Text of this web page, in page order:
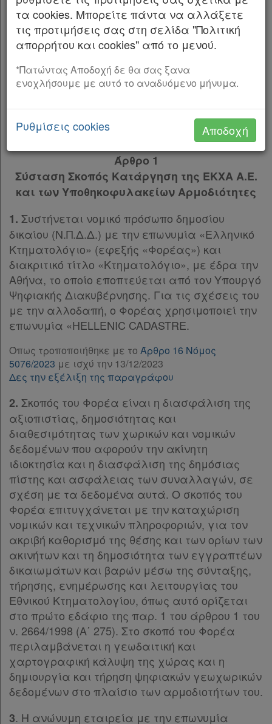
Assistant
Νομολογία
Forum
Αναζήτηση
Διακρατικές
Συμφωνίες
Ελλάδας
Πληροφορίες
Εταιρεία
Επικοινωνία
χρήσης
Πολιτική
απορρήτου
και
cookies
Απόκτηση
Συνδρομής
Ατομική
συνδρομή
Ομαδικά
πακέτα
Παρ.2
Παρ.3
Παρ.4
Παρ.5
Άρθρο 4 [-]
Παρ.1
Παρ.4
Παρ.6
Παρ.7
Παρ.8
Παρ.10
Παρ.11
Παρ.12
Παρ.13
Παρ.14
Παρ.15
Άρθρο 5 [-]
Παρ.1
Παρ.2
Παρ.3
Παρ.4
Παρ.5
Παρ.6
Παρ.7
Παρ.8
Παρ.9
Παρ.10
Παρ.11
Παρ.12
ΚΕΦΑΛΑΙΟ Β΄ [-]
Άρθρο 6 [-]
Παρ.1
Παρ.2
Παρ.3
Παρ.4
Παρ.5
Παρ.6
Άρθρο 7 [-]
Παρ.1
Παρ.1α
Παρ.2
Παρ.3
ΕΝΕΡΓΕΙΑΣ
ΜΕΡΟΣ Α΄
ΣΥΣΤΑΣΗ ΤΟΥ Ν.Π.Δ.Δ. «ΕΛΛΗΝΙΚΟ
ΚΤΗΜΑΤΟΛΟΓΙΟ»
ΚΕΦΑΛΑΙΟ Α΄
ΚΤΗΜΑΤΟΛΟΓΙΟ» ΣΚΟΠΟΣ ΟΡΓΑΝΑ
ΔΙΟΙΚΗΣΗΣ ΠΟΡΟΙ
Άρθρο 1
Σύσταση Σκοπός Κατάργηση της ΕΚΧΑ Α.Ε.
και των Υποθηκοφυλακείων Αρμοδιότητες
1. Συστήνεται νομικό πρόσωπο δημοσίου
δικαίου (Ν.Π.Δ.Δ.) με την επωνυμία «Ελληνικό
Κτηματολόγιο» (εφεξής «Φορέας») και
διακριτικό τίτλο «Κτηματολόγιο», με έδρα την
Αθήνα, το οποίο εποπτεύεται από τον Υπουργό
Ψηφιακής Διακυβέρνησης. Για τις σχέσεις του
με την αλλοδαπή, ο Φορέας χρησιμοποιεί την
επωνυμία «HELLENIC CADASTRE.
Όπως τροποποιήθηκε με το Άρθρο 16 Νόμος
5076/2023 με ισχύ την 13/12/2023
Δες την εξέλιξη της παραγράφου
2. Σκοπός του Φορέα είναι η διασφάλιση της
αξιοπιστίας, δημοσιότητας και
διαθεσιμότητας των χωρικών και νομικών
δεδομένων που αφορούν την ακίνητη
ιδιοκτησία και η διασφάλιση της δημόσιας
πίστης και ασφάλειας των συναλλαγών, σε
σχέση με τα δεδομένα αυτά. Ο σκοπός του
Φορέα επιτυγχάνεται με την καταχώριση
νομικών και τεχνικών πληροφοριών, για τον
ακριβή καθορισμό της θέσης και των ορίων των
ακινήτων και τη δημοσιότητα των εγγραπτέων
δικαιωμάτων και βαρών μέσω της σύνταξης,
τήρησης, ενημέρωσης και λειτουργίας του
Εθνικού Κτηματολογίου, όπως αυτό ορίζεται
στο πρώτο εδάφιο της παρ. 1 του άρθρου 1 του
ν. 2664/1998 (Α΄ 275). Στο σκοπό του Φορέα
περιλαμβάνεται η γεωδαιτική και
χαρτογραφική κάλυψη της χώρας και η
δημιουργία και τήρηση ψηφιακών γεωχωρικών
δεδομένων στο πλαίσιο των αρμοδιοτήτων του.
3. Η ανώνυμη εταιρεία με την επωνυμία
τα cookies. Μπορείτε πάντα να αλλάξετε
τις προτιμήσεις σας στη σελίδα "Πολιτική
απορρήτου και cookies" από το μενού.
*Πατώντας Αποδοχή δε θα σας ξανα
ενοχλήσουμε με αυτό το αναδυόμενο μήνυμα.
Ρυθμίσεις cookies Αποδοχή